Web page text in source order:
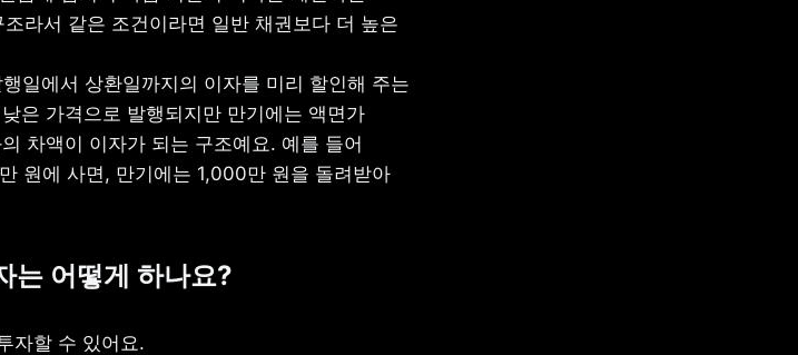
라서 같은 조건이라면 일반 채권보다 더 높은
일에서 상환일까지의 이자를 미리 할인해 주는
은 가격으로 발행되지만 만기에는 액면가
차액이 이자가 되는 구조예요. 예를 들어
원에 사면, 만기에는 1,000만 원을 돌려받아
는 어떻게 하나요?
자할 수 있어요.